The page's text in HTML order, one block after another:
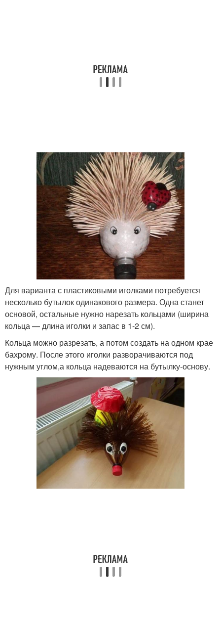
Для варианта с пластиковыми иголками потребуется
несколько бутылок одинакового размера. Одна станет
основой, остальные нужно нарезать кольцами (ширина
кольца — длина иголки и запас в 1-2 см).
Кольца можно разрезать, а потом создать на одном крае
бахрому. После этого иголки разворачиваются под
нужным углом,а кольца надеваются на бутылку-основу.